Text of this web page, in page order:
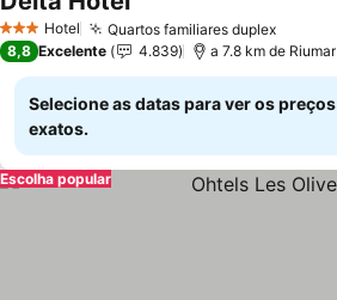
3 EstrelasHotel Quartos familiares duplex
8,8 Excelente 4.839 a 7.8 km de Riumar
Selecione as datas para ver os preços
exatos.
Escolha popular